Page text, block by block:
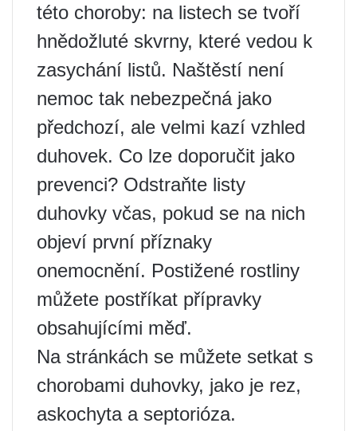
této choroby: na listech se tvoří
hnědožluté skvrny, které vedou k
zasychání listů. Naštěstí není
nemoc tak nebezpečná jako
předchozí, ale velmi kazí vzhled
duhovek. Co lze doporučit jako
prevenci? Odstraňte listy
duhovky včas, pokud se na nich
objeví první příznaky
onemocnění. Postižené rostliny
můžete postříkat přípravky
obsahujícími měď.
Na stránkách se můžete setkat s
chorobami duhovky, jako je rez,
askochyta a septorióza.